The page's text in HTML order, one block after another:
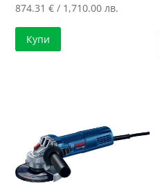
874.31€ / 1,710.00 лв.
Купи